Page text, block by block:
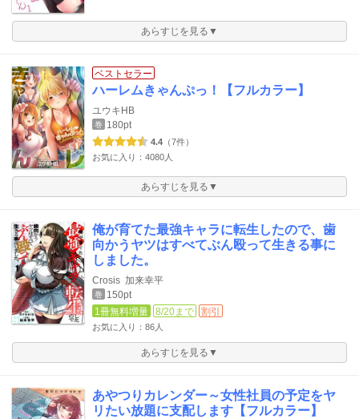
あらすじを見る▼
ベストセラー
ハーレムきゃんぷっ！【フルカラー】
ユウキHB
巻 180pt
4.4 （7件）
お気に入り：4080人
あらすじを見る▼
俺が育てた最強キャラに転生したので、歯
向かうヤツはすべてぶん殴って生きる事に
しました。
Crosis 加来幸平
巻
150pt
1冊無料増量
8/20まで 割引
お気に入り：86人
あらすじを見る▼
あやつりカレンダー～女性社員の予定をヤ
リたい放題に支配します【フルカラー】